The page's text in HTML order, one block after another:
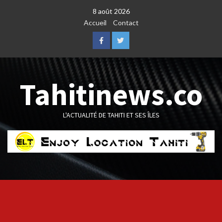
8 août 2026
Accueil
Contact
FacebookTwitter
Tahitinews.co
L'ACTUALITÉ DE TAHITI ET SES ÎLES